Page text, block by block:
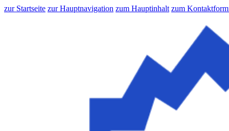
zur Startseite zur Hauptnavigation zum Hauptinhalt zum